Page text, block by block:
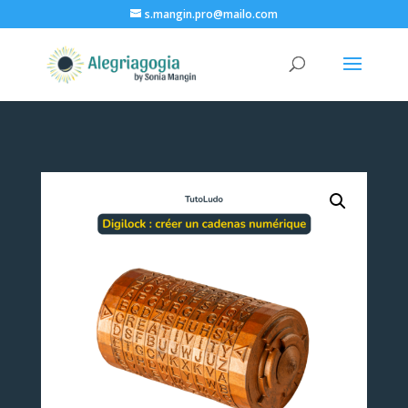
s.mangin.pro@mailo.com